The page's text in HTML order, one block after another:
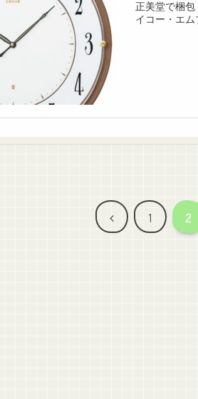
正美堂で梱
イコー・エム
前
1 2